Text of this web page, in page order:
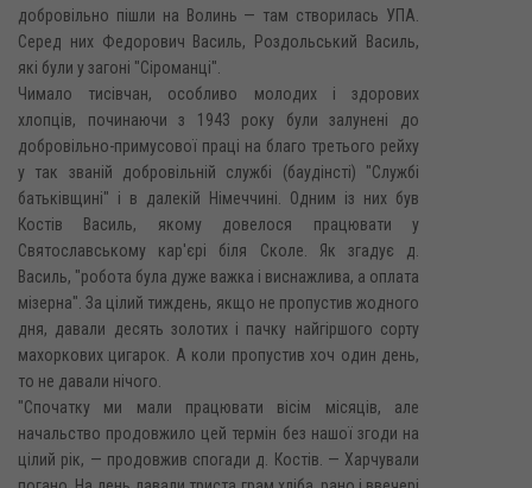
добровільно пішли на Волинь — там створилась УПА.
Серед них Федорович Василь, Роздольський Василь,
які були у загоні "Сіроманці".
Чимало тисівчан, особливо молодих і здорових
хлопців, починаючи з 1943 року були залунені до
добровільно-примусової праці на благо третього рейху
у так званій добровільній службі (баудінсті) "Службі
батьківщині" і в далекій Німеччині. Одним із них був
Костів Василь, якому довелося працювати у
Святославському кар'єрі біля Сколе. Як згадує д.
Василь, "робота була дуже важка і виснажлива, а оплата
мізерна". За цілий тиждень, якщо не пропустив жодного
дня, давали десять золотих і пачку найгіршого сорту
махоркових цигарок. А коли пропустив хоч один день,
то не давали нічого.
"Спочатку ми мали працювати вісім місяців, але
начальство продовжило цей термін без нашої згоди на
цілий рік, — продовжив спогади д. Костів. — Харчували